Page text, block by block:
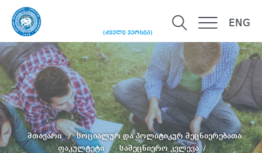
(ძველი ვერსია)
ENG
მთავარი
სოციალურ და პოლიტიკურ მეცნიერებათა
ფაკულტეტი
სამეცნიერო კვლევა